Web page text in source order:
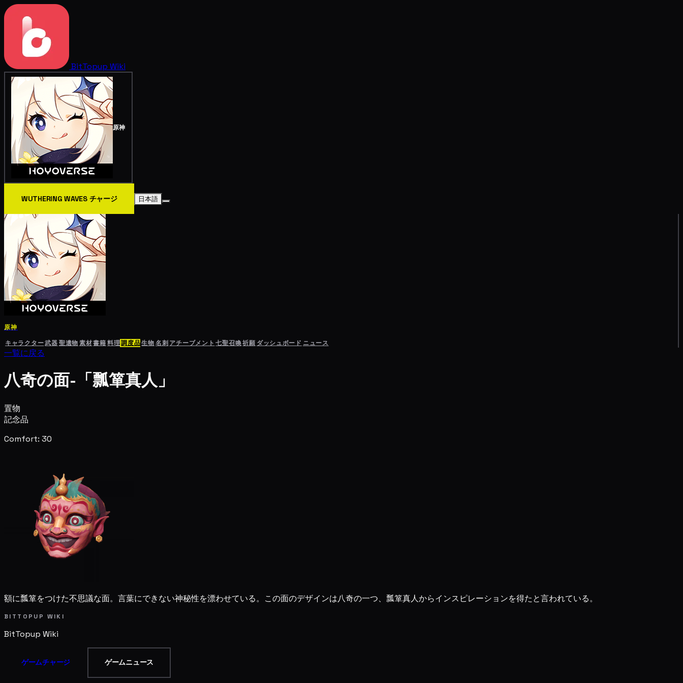
BitTopup Wiki
原神
WUTHERING WAVES チャージ 日本語
原神
キャラクター武器聖遺物素材書籍料理調度品生物名刺 アチーブメント 七聖召喚祈願 ダッシュボード ニュース
一覧に戻る
八奇の面-「瓢箪真人」
置物
記念品
Comfort: 30
額に瓢箪をつけた不思議な面。言葉にできない神秘性を漂わせている。この面のデザインは八奇の一つ、瓢箪真人からインスピレーションを得たと言われている。
BITTOPUP WIKI
BitTopup Wiki
ゲームチャージ ゲームニュース